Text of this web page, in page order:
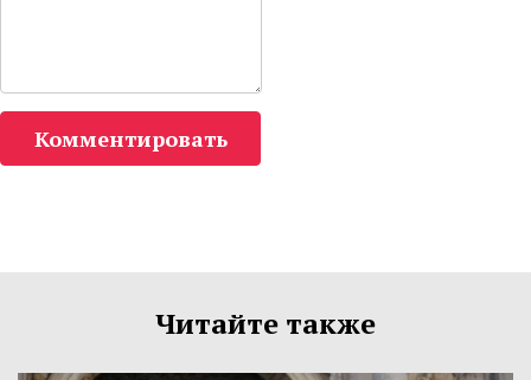
Комментировать
Читайте также